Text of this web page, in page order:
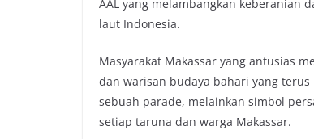
AAL yang melambangkan keberanian
laut Indonesia.
Masyarakat Makassar yang antusias
dan warisan budaya bahari yang
sebuah parade, melainkan simbol
setiap taruna dan warga Makassar.